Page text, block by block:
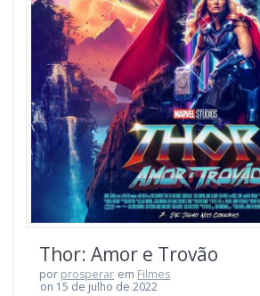
Thor: Amor e Trovão
por prosperar em Filmes
on 15 de julho de 2022